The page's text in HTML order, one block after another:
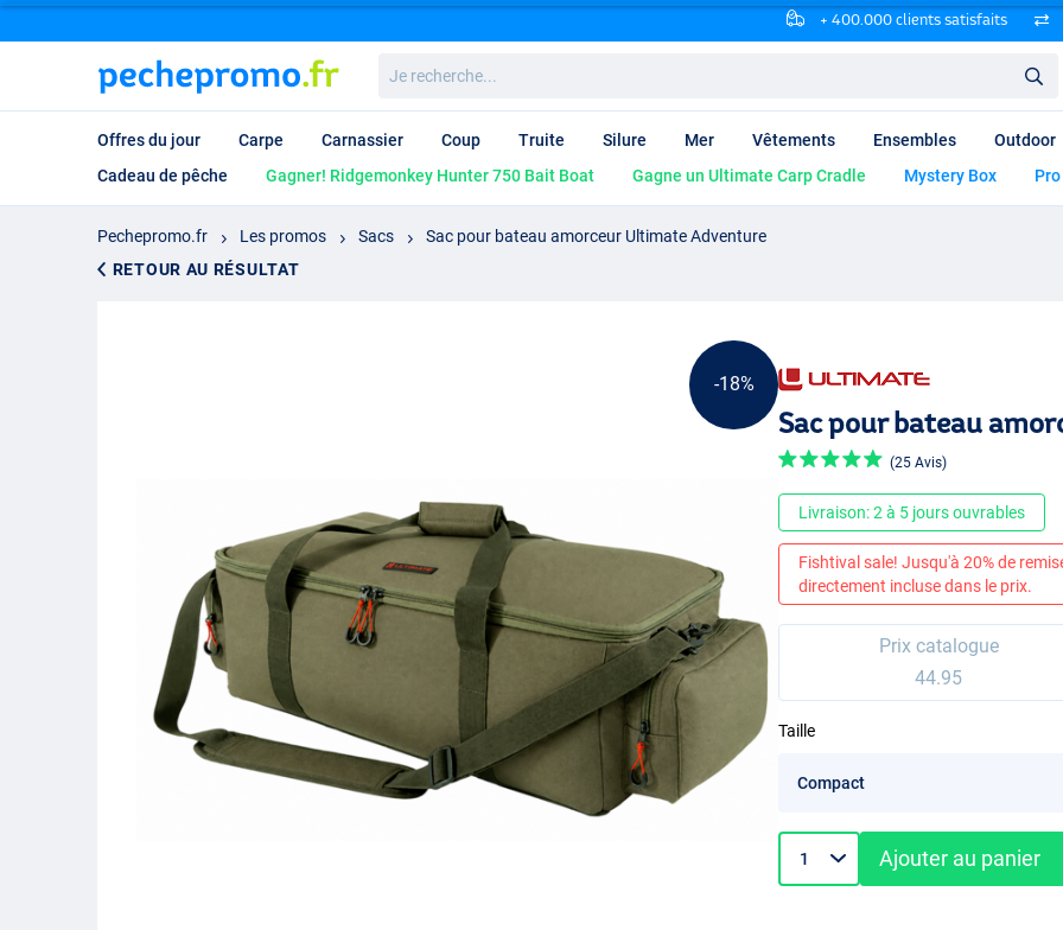
+ 400.000 clients satisfaits
recherche...
Offres du jour Carpe Carnassier Coup Truite Silure Mer Vêtements Ensembles Outdoor
Cadeau de pêche
Gagner! Ridgemonkey Hunter 750 Bait Boat Gagne un Ultimate Carp Cradle Mystery Box
Pechepromo.fr Les promos Sacs
Sac pour bateau amorceur Ultimate Adventure
RETOUR AU RÉSULTAT
-18%
Sac pour bateau
(25 Avis)
Livraison: 2 à 5 jours ouvrables
Fishtival sale! Jusqu'à 20% de
directement incluse dans le prix.
Prix catalogue
44.95
Taille
Ajouter au panier